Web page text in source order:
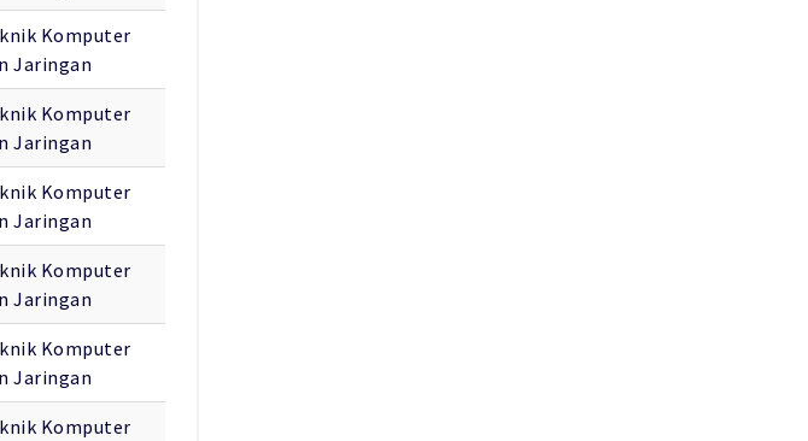
Komputer
Jaringan
Komputer
Jaringan
Komputer
Jaringan
Komputer
Jaringan
Komputer
Jaringan
Komputer